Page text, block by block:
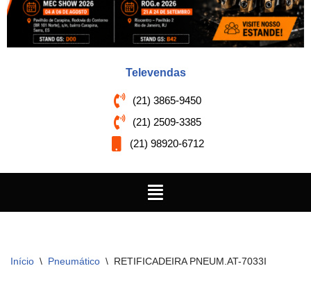
Televendas
(21) 3865-9450
(21) 2509-3385
(21) 98920-6712
Início \ Pneumático \ RETIFICADEIRA PNEUM.AT-7033I